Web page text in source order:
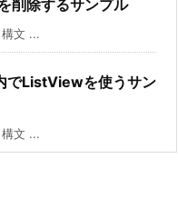
削除するサンプル
文 ...
ListViewを使うサン
文 ...